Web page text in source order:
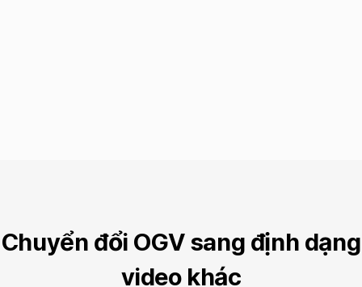
Chuyển đổi OGV sang định dạng
video khác